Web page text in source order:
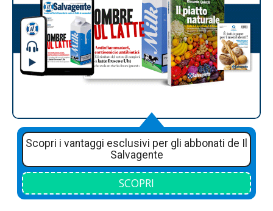
Scopri i vantaggi esclusivi per gli abbonati de Il
Salvagente
SCOPRI